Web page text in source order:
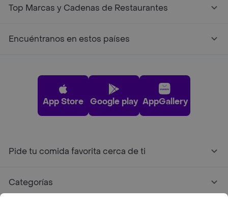
Top Marcas y Cadenas de Restaurantes
Encuéntranos en estos países
App Store Google play AppGallery
Pide tu comida favorita cerca de ti
Categorías